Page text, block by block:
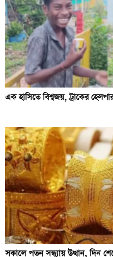
এক হাসিতে বিশ্বজয়, ট্রাকের
সকালে পতন সন্ধ্যায় উত্থান, দিন